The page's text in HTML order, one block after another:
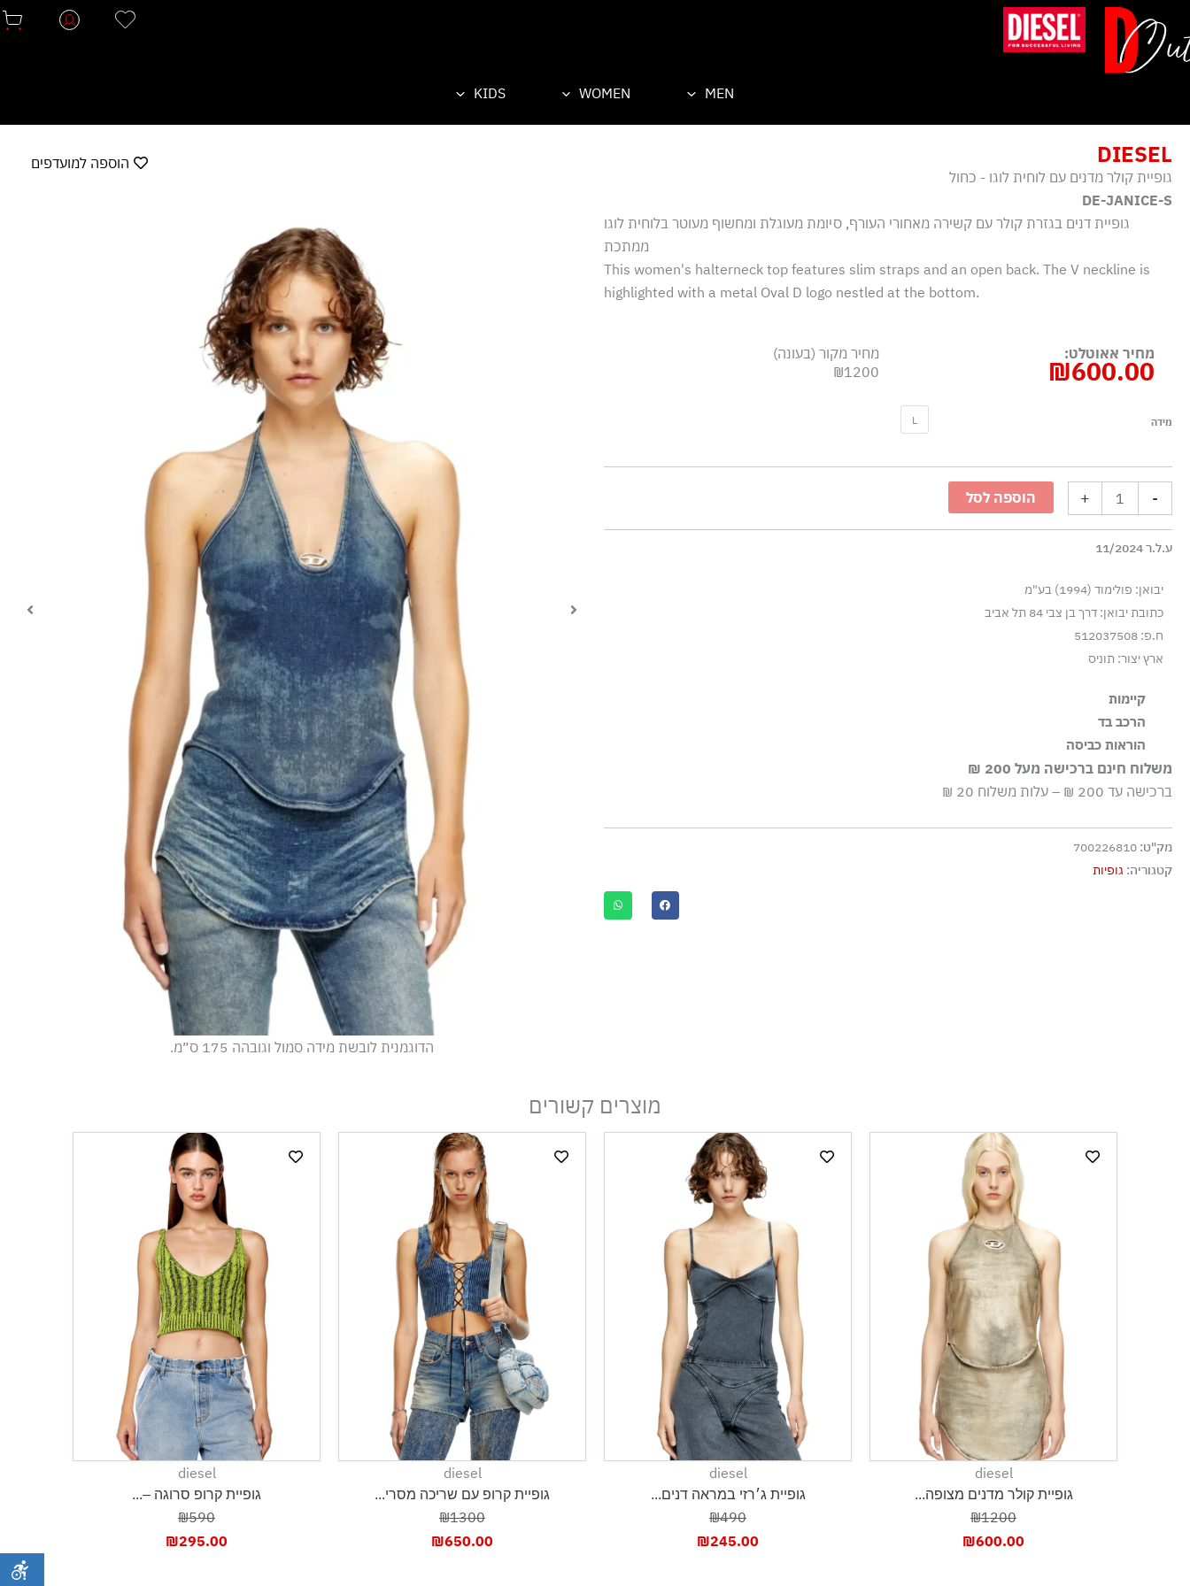
לתוכן
MEN
WOMEN
KIDS
DIESEL
גופיית קולר מדנים עם לוחית לוגו - כחול
DE-JANICE-S
גופיית דנים בגזרת קולר עם קשירה מאחורי העורף, סיומת מעוגלת ומחשוף מעוטר בלוחית לוגו
ממתכת
This women's halterneck top features slim straps and an open back. The V neckline is
highlighted with a metal Oval D logo nestled at the bottom.
מחיר אאוטלט:
₪600.00
מחיר מקור (בעונה)
₪1200
מידה L
-
קולר
מדנים
עם
לוחית
כחול
+ הוספה לסל
ע.ל.ר 11/2024
יבואן: פולימוד (1994) בע"מ
כתובת יבואן: דרך בן צבי 84 תל אביב
ח.פ: 512037508
ארץ יצור: תוניס
קיימות
אקולוגיות בריאות.
הרכב בד
97% כותנה 2% אלסטומולטיאסטר 1% אלסטן-ספנדקסהוראות כביסה
שטיפה ידנית
ללא חומרי הלבנה, ללא השריה
גיהוץ בחום נמוך
אסור לנקות בניקוי יבש
אסור לייבש במכונת ייבוש
משלוח חינם ברכישה מעל 200 ₪
ברכישה עד 200 ₪ – עלות משלוח 20 ₪
מק"ט: 700226810
קטגוריה: גופיות
הוספה למועדפים
הדוגמנית לובשת מידה סמול וגובהה 175 ס״מ.
מוצרים קשורים
diesel
גופיית קולר מדנים מצופה...
₪1200
₪600.00
diesel
גופיית ג׳רזי במראה דנים...
₪490
₪245.00
diesel
גופיית קרופ עם שריכה מסרי...
₪1300
₪650.00
diesel
גופיית קרופ סרוגה –...
₪590
₪295.00